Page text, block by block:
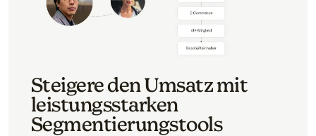
Steigere den Umsatz mit
leistungsstarken
Segmentierungstools